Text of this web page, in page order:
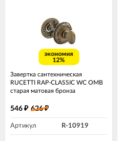
экономия
12%
Завертка сантехническая
RUCETTI RAP-CLASSIC WC OMB
старая матовая бронза
546 ₽ 626₽
Артикул R-10919